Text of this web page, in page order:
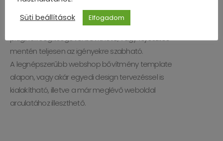
Az egyszerűtől a közepesen komplex rendszerek
kiszolgálására alkalmas WooCommerce további
pluginok segítségével bővíthető, vagy fejlesztés
mentén teljesen az igényekre szabható.
A legnépszerűbb webshop bővítmény template
alapon, vagy akár egyedi design tervezéssel is
kialakítható, illetve a már meglévő weboldal
arculatához illeszthető.
Süti beállítások
Elfogadom